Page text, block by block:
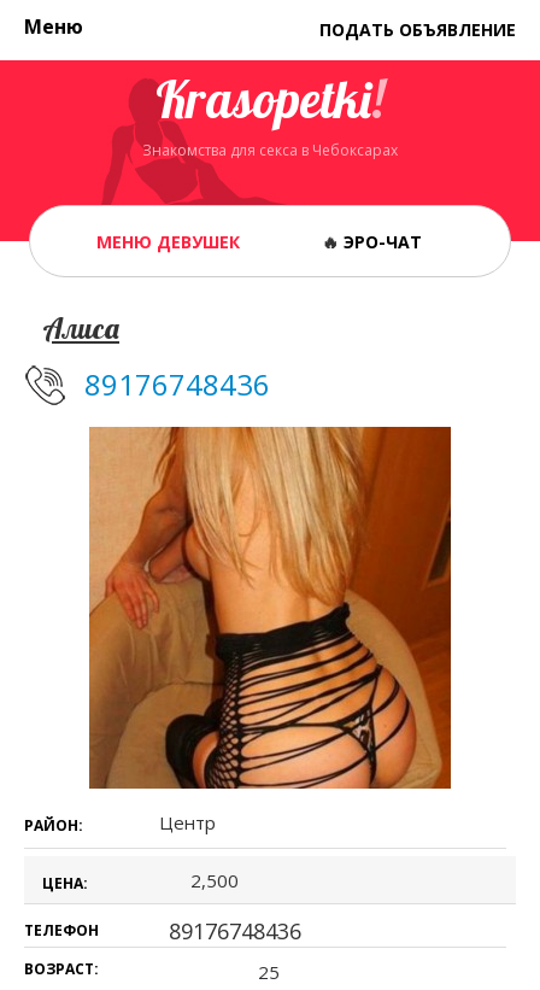
Меню
Krasopetki!
Знакомства для секса в Чебоксарах
ПОДАТЬ ОБЪЯВЛЕНИЕ
МЕНЮ ДЕВУШЕК 🔥ЭРО-ЧАТ
Алиса
89176748436
РАЙОН: Центр
ЦЕНА: 2,500
ТЕЛЕФОН 89176748436
ВОЗРАСТ: 25